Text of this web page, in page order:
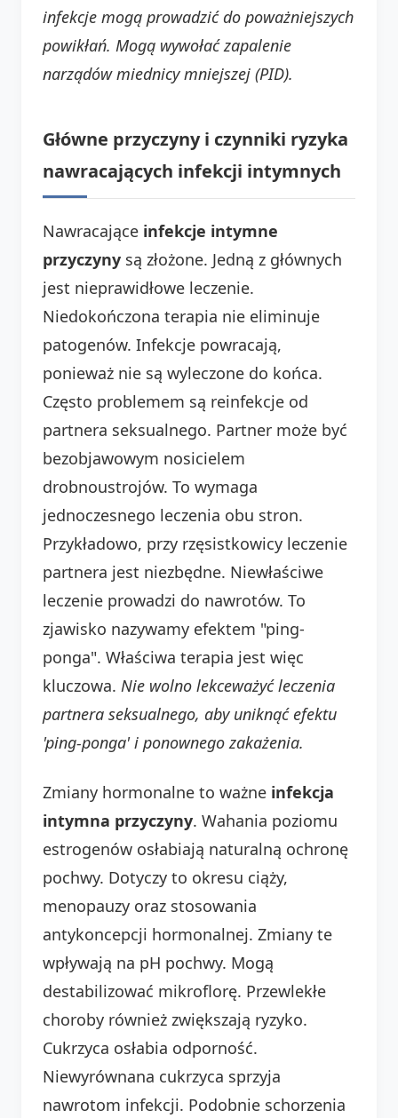
infekcje mogą prowadzić do poważniejszych
powikłań. Mogą wywołać zapalenie
narządów miednicy mniejszej (PID).
Główne przyczyny i czynniki ryzyka
nawracających infekcji intymnych
Nawracające infekcje intymne
przyczyny są złożone. Jedną z głównych
jest nieprawidłowe leczenie.
Niedokończona terapia nie eliminuje
patogenów. Infekcje powracają,
ponieważ nie są wyleczone do końca.
Często problemem są reinfekcje od
partnera seksualnego. Partner może być
bezobjawowym nosicielem
drobnoustrojów. To wymaga
jednoczesnego leczenia obu stron.
Przykładowo, przy rzęsistkowicy leczenie
partnera jest niezbędne. Niewłaściwe
leczenie prowadzi do nawrotów. To
zjawisko nazywamy efektem "ping-
ponga". Właściwa terapia jest więc
kluczowa. Nie wolno lekceważyć leczenia
partnera seksualnego, aby uniknąć efektu
'ping-ponga' i ponownego zakażenia.
Zmiany hormonalne to ważne infekcja
intymna przyczyny. Wahania poziomu
estrogenów osłabiają naturalną ochronę
pochwy. Dotyczy to okresu ciąży,
menopauzy oraz stosowania
antykoncepcji hormonalnej. Zmiany te
wpływają na pH pochwy. Mogą
destabilizować mikroflorę. Przewlekłe
choroby również zwiększają ryzyko.
Cukrzyca osłabia odporność.
Niewyrównana cukrzyca sprzyja
nawrotom infekcji. Podobnie schorzenia